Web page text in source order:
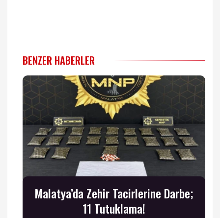
BENZER HABERLER
Malatya’da Zehir Tacirlerine Darbe;
11 Tutuklama!